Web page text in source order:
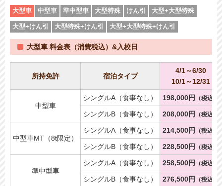
大型車 中型車 準中型車 大型特殊 けん引 大型+大型特殊
大型+けん引 大型特殊+けん引 大型+大型特殊+けん引
大型車 料金表（消費税込）&入校日
所持免許 宿泊タイプ
4/1～6/30
10/1～12/31
中型車
シングルA（食事なし） 198,000円 （税込）
シングルB（食事なし） 208,000円 （税込）
中型車MT（8t限定）
シングルA（食事なし） 214,500円 （税込）
シングルB（食事なし） 228,500円 （税込）
準中型車
シングルA（食事なし） 258,500円 （税込）
シングルB（食事なし） 276,500円 （税込）